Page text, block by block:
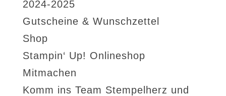
2024-2025
Gutscheine & Wunschzettel
Shop
Stampin‘ Up! Onlineshop
Mitmachen
Komm ins Team Stempelherz und